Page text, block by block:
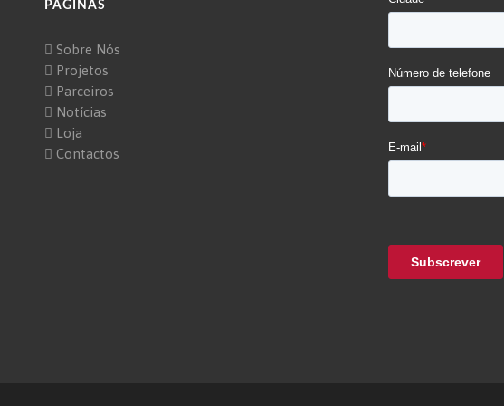
PÁGINAS
Sobre Nós
Projetos
Parceiros
Notícias
Loja
Contactos